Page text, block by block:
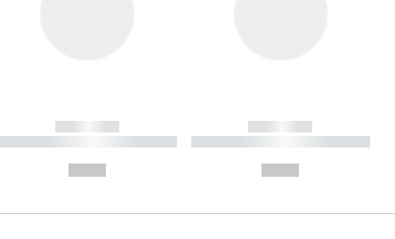
------------
----------- ----------
------------
----------- ----------- ----------